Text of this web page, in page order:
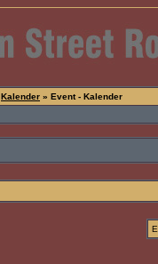
Kalender » Event - Kalender